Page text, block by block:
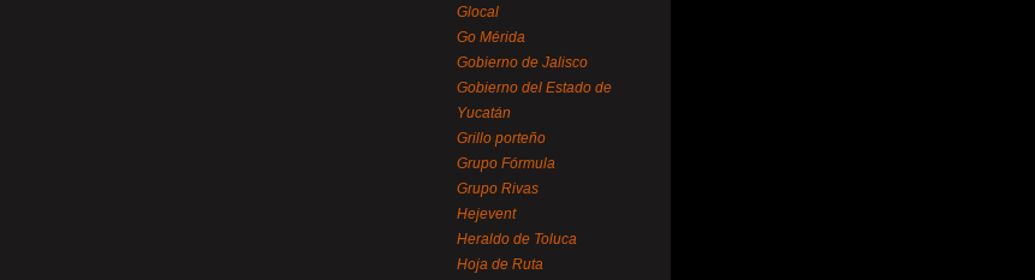
Glocal
Go Mérida
Gobierno de Jalisco
Gobierno del Estado de
Yucatán
Grillo porteño
Grupo Fórmula
Grupo Rivas
Hejevent
Heraldo de Toluca
Hoja de Ruta